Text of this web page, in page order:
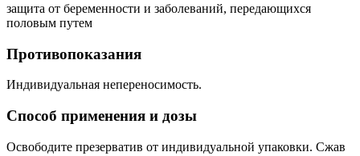
защита от беременности и заболеваний, передающихся
половым путем
Противопоказания
Индивидуальная непереносимость.
Способ применения и дозы
Освободите презерватив от индивидуальной упаковки. Сжав